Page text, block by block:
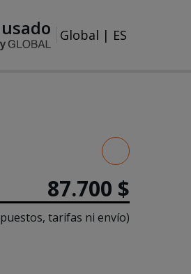
Global | ES
87.700 $
tarifas ni envío)